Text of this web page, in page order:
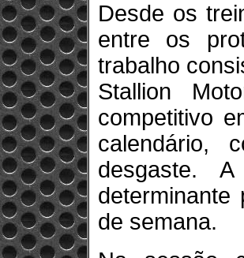
Desde os
entre os
trabalho
Stallion
competitivo
calendário,
desgaste.
de semana.